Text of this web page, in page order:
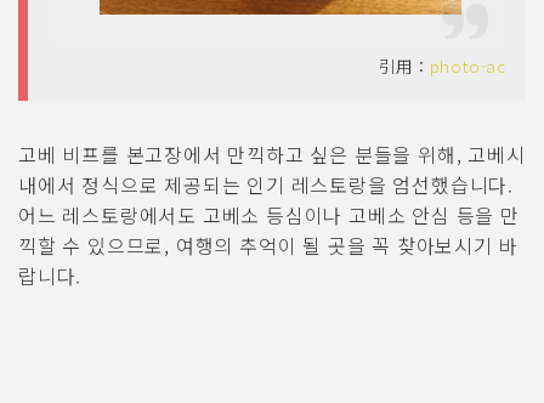
引用： photo-ac
고베 비프를 본고장에서 만끽하고 싶은 분들을 위해, 고베시
내에서 정식으로 제공되는 인기 레스토랑을 엄선했습니다.
어느 레스토랑에서도 고베소 등심이나 고베소 안심 등을 만
끽할 수 있으므로, 여행의 추억이 될 곳을 꼭 찾아보시기 바
랍니다.